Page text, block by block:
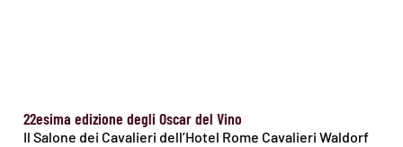
22esima edizione degli Oscar del Vino
Il Salone dei Cavalieri dell’Hotel Rome Cavalieri Waldorf